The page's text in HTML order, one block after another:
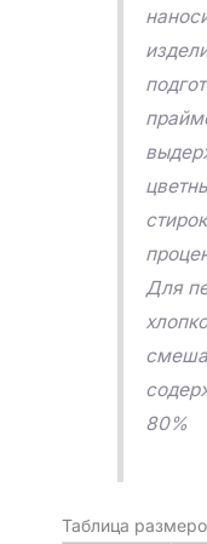
Для
80%
Таблица